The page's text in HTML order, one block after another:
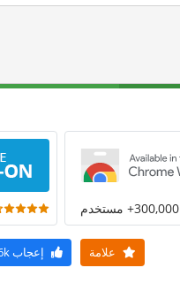
300,000+ مستخدم
علامة إعجاب